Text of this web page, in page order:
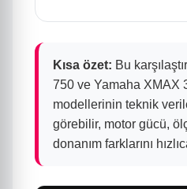
Kısa özet: Bu
750 ve Yamaha XMAX
modellerinin teknik
görebilir, motor gücü,
donanım farklarını